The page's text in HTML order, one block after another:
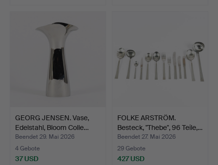
GEORG JENSEN. Vase,
Edelstahl, Bloom Colle…
Beendet 29. Mai 2026
4 Gebote
37 USD
FOLKE ARSTRÖM.
Besteck, "Thebe", 96 Teile,…
Beendet 27. Mai 2026
29 Gebote
427 USD